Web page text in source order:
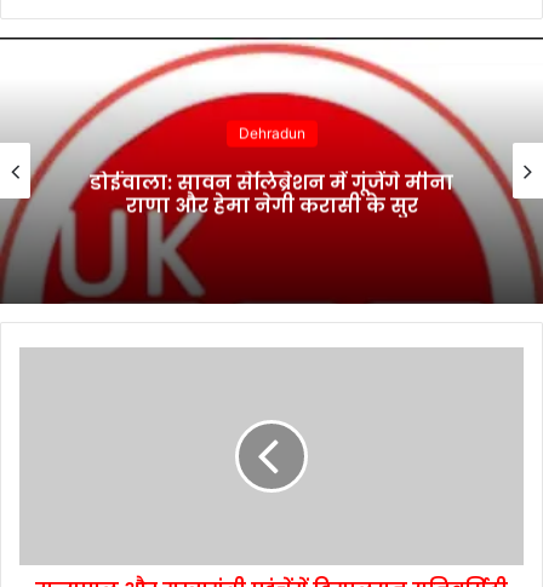
Dehradun
डोईवाला: सावन सेलिब्रेशन में गूंजेंगे मीना
राणा और हेमा नेगी करासी के सुर